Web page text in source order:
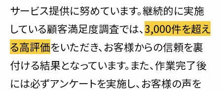
サービス提供に努めています。継続的に実施
している顧客満足度調査では、 3,000件を超え
る高評価をいただき、お客様からの信頼を裏
付ける結果となっています。また、作業完了後
には必ずアンケートを実施し、お客様の声を